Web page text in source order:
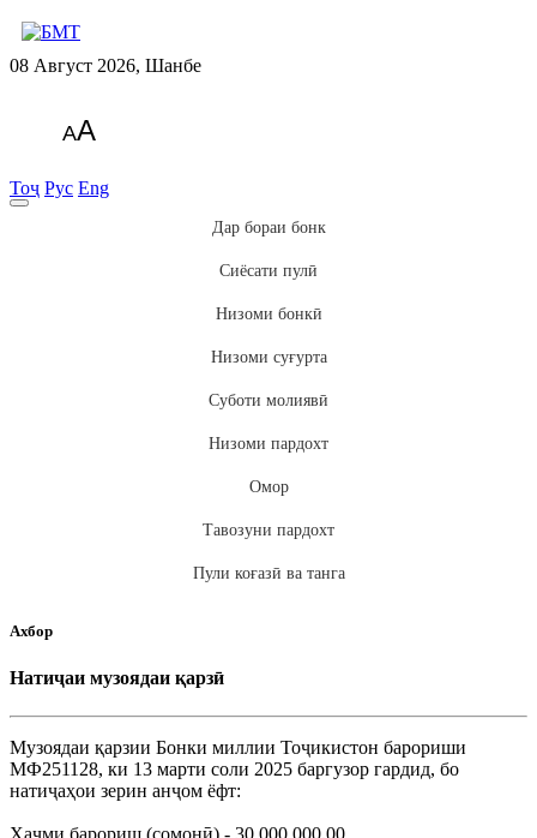
08 Август 2026, Шанбе
AA
Тоҷ Рус Eng
Дар бораи бонк
Сиёсати пулӣ
Низоми бонкӣ
Низоми суғурта
Суботи молиявӣ
Низоми пардохт
Омор
Тавозуни пардохт
Пули коғазӣ ва танга
Ахбор
Натиҷаи музоядаи қарзӣ
Музоядаи қарзии Бонки миллии Тоҷикистон барориши
МФ251128, ки 13 марти соли 2025 баргузор гардид, бо
натиҷаҳои зерин анҷом ёфт:
Ҳаҷми барориш (сомонӣ) - 30 000 000,00